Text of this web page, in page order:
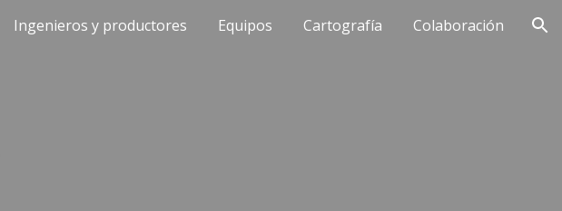
Skip to navigation
Ingenieros y productores Equipos Cartografía Colaboración